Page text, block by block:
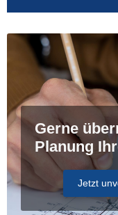
Gerne
Planung
Jetzt